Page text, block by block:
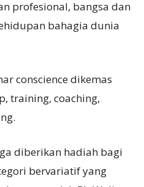
profesional, bangsa dan
bahagia dunia
conscience dikemas
training, coaching,
diberikan hadiah bagi
bervariatif yang